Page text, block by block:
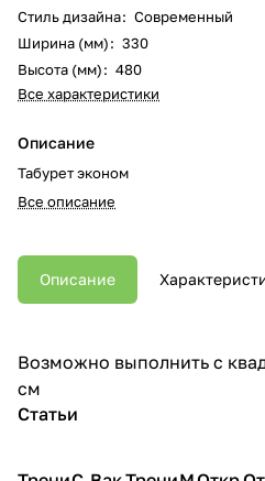
Стиль дизайна: Современный
Ширина (мм): 330
Высота (мм): 480
Все характеристики
Описание
Табурет эконом
Все описание
Описание
Возможно выполнить с
см
Статьи